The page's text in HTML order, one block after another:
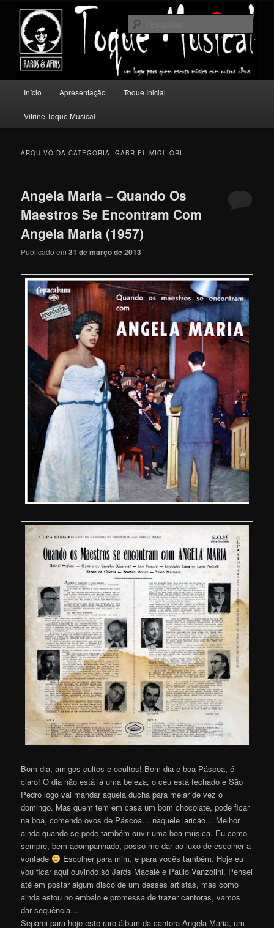
conteúdo
principal
conteúdo
secundário
Toque Musical
Um lugar para quem escuta música com outros olhos.
principal
Início Apresentação Toque Inicial
Vitrine Toque Musical
ARQUIVO DA CATEGORIA:GABRIEL MIGLIORI
Angela Maria – Quando Os
Maestros Se Encontram Com
Angela Maria (1957)
Publicado em31 de março de 2013
Bom dia, amigos cultos e ocultos! Bom dia e boa Páscoa, é
claro! O dia não está lá uma beleza, o céu está fechado e São
Pedro logo vai mandar aquela ducha para melar de vez o
domingo. Mas quem tem em casa um bom chocolate, pode ficar
na boa, comendo ovos de Páscoa… naquele laricão… Melhor
ainda quando se pode também ouvir uma boa música. Eu como
sempre, bem acompanhado, posso me dar ao luxo de escolher a
vontade
Escolher para mim, e para vocês também. Hoje eu
vou ficar aqui ouvindo só Jards Macalé e Paulo Vanzolini. Pensei
até em postar algum disco de um desses artistas, mas como
ainda estou no embalo e promessa de trazer cantoras, vamos
dar sequência…
Separei para hoje este raro álbum da cantora Angela Maria, um